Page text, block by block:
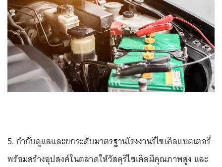
5. กำกับดูแลและยกระดับมาตรฐานโรงงานรีไซเคิลแบตเตอรี่
พร้อมสร้างอุปสงค์ในตลาดให้วัสดุรีไซเคิลมีคุณภาพสูง และ